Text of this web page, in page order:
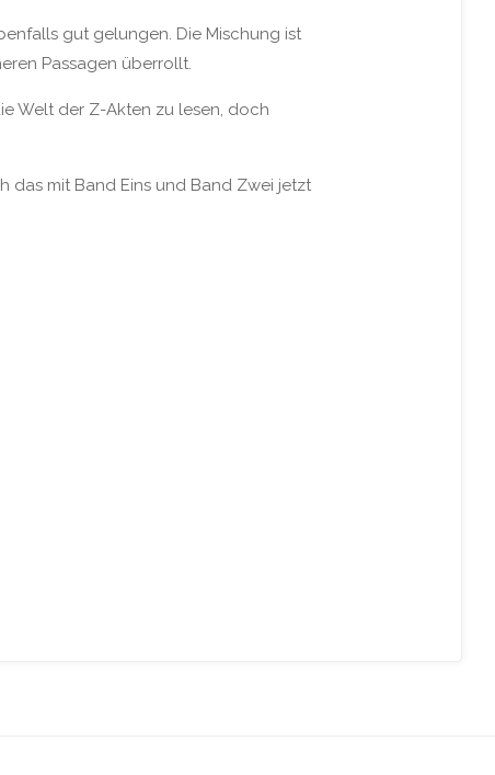
gut gelungen. Die Mischung ist
Passagen überrollt.
Welt der Z-Akten zu lesen, doch
das mit Band Eins und Band Zwei jetzt